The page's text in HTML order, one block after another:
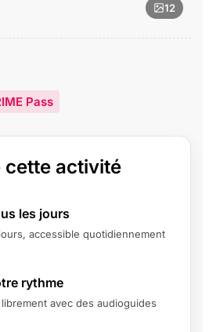
12
Pass
cette activité
les jours
accessible quotidiennement
rythme
avec des audioguides